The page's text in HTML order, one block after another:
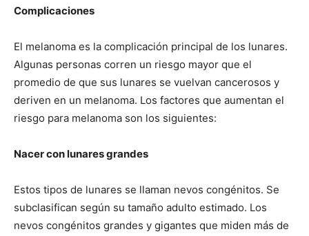
Complicaciones
El melanoma es la complicación principal de los lunares.
Algunas personas corren un riesgo mayor que el
promedio de que sus lunares se vuelvan cancerosos y
deriven en un melanoma. Los factores que aumentan el
riesgo para melanoma son los siguientes:
Nacer con lunares grandes
Estos tipos de lunares se llaman nevos congénitos. Se
subclasifican según su tamaño adulto estimado. Los
nevos congénitos grandes y gigantes que miden más de